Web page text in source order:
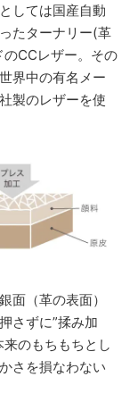
しては国産自動
たターナリー(革
CCレザー。その
界中の有名メー
製のレザーを使
面（革の表面）
さずに”揉み加
のもちもちとし
さを損なわない